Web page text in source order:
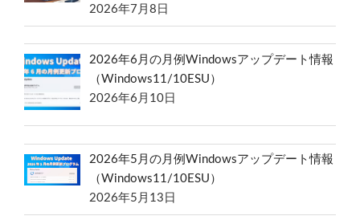
2026年7月8日
2026年6月の月例Windowsアップデート情報
（Windows11/10ESU）
2026年6月10日
2026年5月の月例Windowsアップデート情報
（Windows11/10ESU）
2026年5月13日